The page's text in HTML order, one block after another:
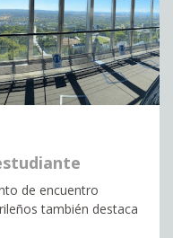
de encuentro
también destaca